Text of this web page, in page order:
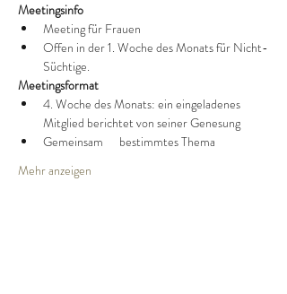
Meetingsinfo
Meeting für Frauen
Offen in der 1. Woche des Monats für Nicht-
Süchtige.
Meetingsformat
4. Woche des Monats: ein eingeladenes
Mitglied berichtet von seiner Genesung
Gemeinsam      bestimmtes Thema
Mehr anzeigen